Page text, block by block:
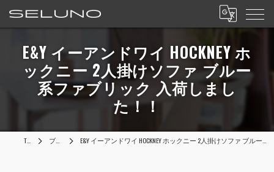
E&Y イーアンドワイ HOCKNEY ホ
ックニー 2人掛けソファ ブルー
系ファブリック 入荷しまし
た！！
TOP ブログ E&Y イーアンドワイ HOCKNEY ホックニー 2人掛けソファ ブルー系ファブリック 入荷しました！！